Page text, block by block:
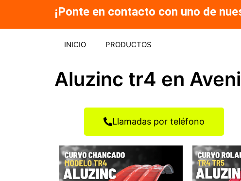
contenido
¡Ponte en contacto con uno de
INICIO PRODUCTOS
Aluzinc tr4 en
Llamadas por teléfono